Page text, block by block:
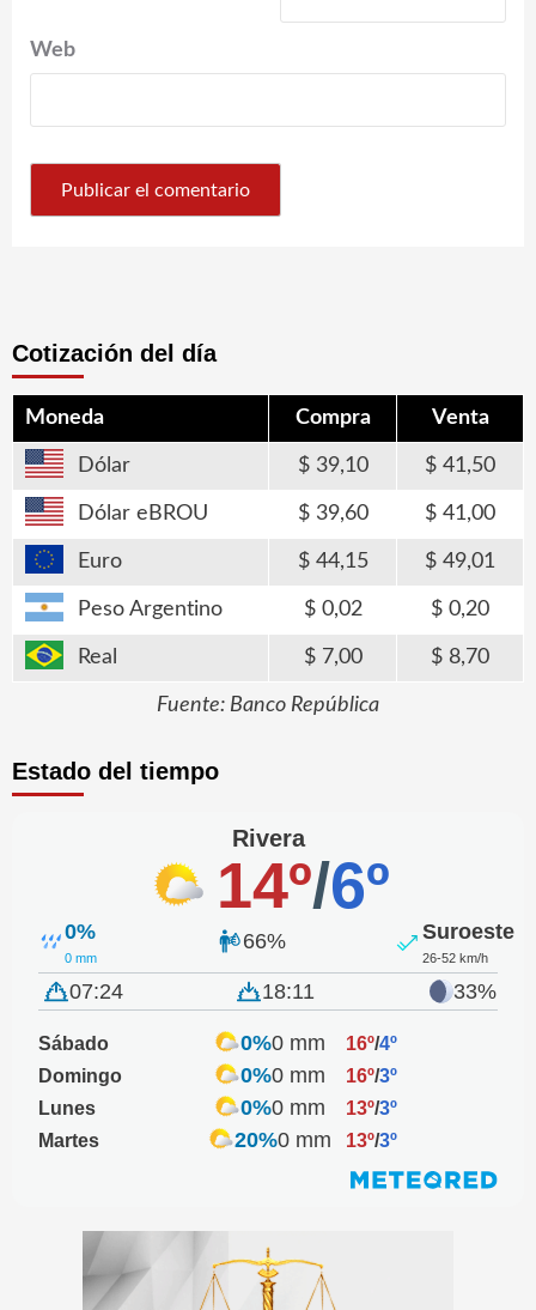
Web
Cotización del día
Moneda Compra Venta
Dólar 39,10 41,50
Dólar eBROU 39,60 41,00
Euro 44,15 49,01
Peso Argentino 0,02 0,20
Real 7,00 8,70
Fuente: Banco República
Estado del tiempo
Rivera
14º/6º
0%
0 mm
66% Suroeste
26-52 km/h
07:24 18:11 33%
Sábado 0%0 mm 16º/4º
Domingo
0%0 mm 16º/3º
Lunes
0%0 mm 13º/3º
Martes
20%0 mm 13º/3º